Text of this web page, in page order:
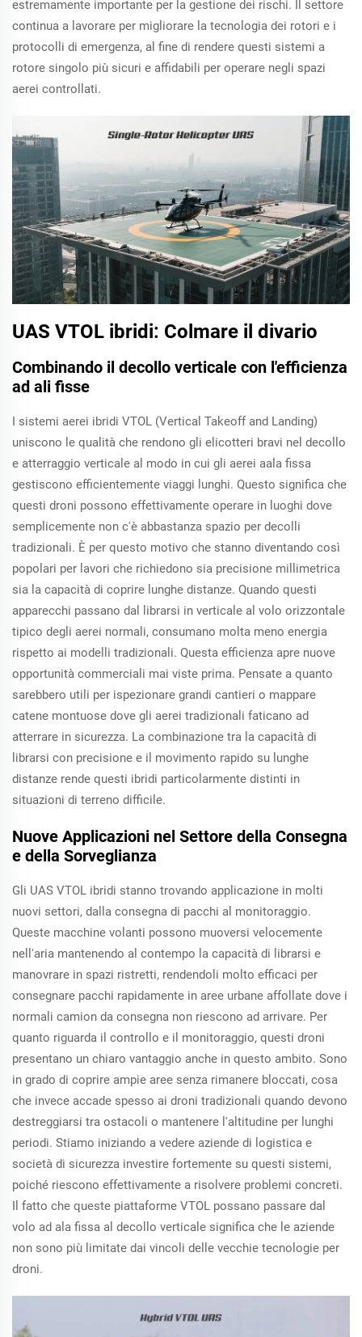
estremamente importante per la gestione dei rischi. Il settore
continua a lavorare per migliorare la tecnologia dei rotori e i
protocolli di emergenza, al fine di rendere questi sistemi a
rotore singolo più sicuri e affidabili per operare negli spazi
aerei controllati.
UAS VTOL ibridi: Colmare il divario
Combinando il decollo verticale con l'efficienza
ad ali fisse
I sistemi aerei ibridi VTOL (Vertical Takeoff and Landing)
uniscono le qualità che rendono gli elicotteri bravi nel decollo
e atterraggio verticale al modo in cui gli aerei aala fissa
gestiscono efficientemente viaggi lunghi. Questo significa che
questi droni possono effettivamente operare in luoghi dove
semplicemente non c'è abbastanza spazio per decolli
tradizionali. È per questo motivo che stanno diventando così
popolari per lavori che richiedono sia precisione millimetrica
sia la capacità di coprire lunghe distanze. Quando questi
apparecchi passano dal librarsi in verticale al volo orizzontale
tipico degli aerei normali, consumano molta meno energia
rispetto ai modelli tradizionali. Questa efficienza apre nuove
opportunità commerciali mai viste prima. Pensate a quanto
sarebbero utili per ispezionare grandi cantieri o mappare
catene montuose dove gli aerei tradizionali faticano ad
atterrare in sicurezza. La combinazione tra la capacità di
librarsi con precisione e il movimento rapido su lunghe
distanze rende questi ibridi particolarmente distinti in
situazioni di terreno difficile.
Nuove Applicazioni nel Settore della Consegna
e della Sorveglianza
Gli UAS VTOL ibridi stanno trovando applicazione in molti
nuovi settori, dalla consegna di pacchi al monitoraggio.
Queste macchine volanti possono muoversi velocemente
nell'aria mantenendo al contempo la capacità di librarsi e
manovrare in spazi ristretti, rendendoli molto efficaci per
consegnare pacchi rapidamente in aree urbane affollate dove i
normali camion da consegna non riescono ad arrivare. Per
quanto riguarda il controllo e il monitoraggio, questi droni
presentano un chiaro vantaggio anche in questo ambito. Sono
in grado di coprire ampie aree senza rimanere bloccati, cosa
che invece accade spesso ai droni tradizionali quando devono
destreggiarsi tra ostacoli o mantenere l'altitudine per lunghi
periodi. Stiamo iniziando a vedere aziende di logistica e
società di sicurezza investire fortemente su questi sistemi,
poiché riescono effettivamente a risolvere problemi concreti.
Il fatto che queste piattaforme VTOL possano passare dal
volo ad ala fissa al decollo verticale significa che le aziende
non sono più limitate dai vincoli delle vecchie tecnologie per
droni.